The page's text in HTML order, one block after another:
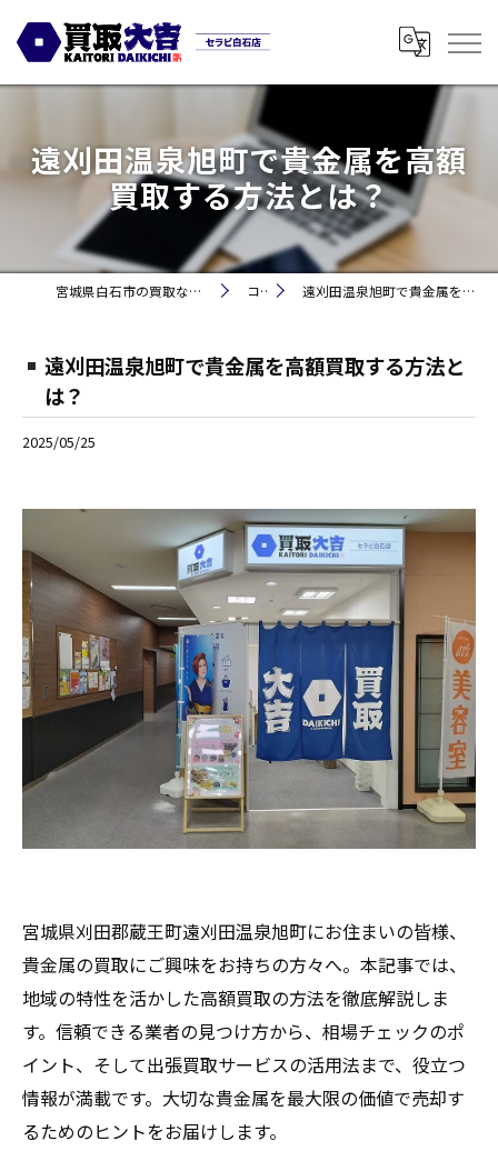
遠刈田温泉旭町で貴金属を高額
買取する方法とは？
宮城県白石市の買取なら買取大吉セラビ白石店 コラム 遠刈田温泉旭町で貴金属を高額買取する方法とは？
遠刈田温泉旭町で貴金属を高額買取する方法と
は？
2025/05/25
宮城県刈田郡蔵王町遠刈田温泉旭町にお住まいの皆様、
貴金属の買取にご興味をお持ちの方々へ。本記事では、
地域の特性を活かした高額買取の方法を徹底解説しま
す。信頼できる業者の見つけ方から、相場チェックのポ
イント、そして出張買取サービスの活用法まで、役立つ
情報が満載です。大切な貴金属を最大限の価値で売却す
るためのヒントをお届けします。